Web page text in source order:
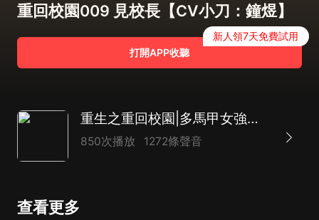
重回校園009 見校長【CV小刀：鐘煜】
打開APP收聽
新人領7天免費試用
重生之重回校園|多馬甲女強文|甜寵言情多人劇
850次播放 1272條聲音
查看更多